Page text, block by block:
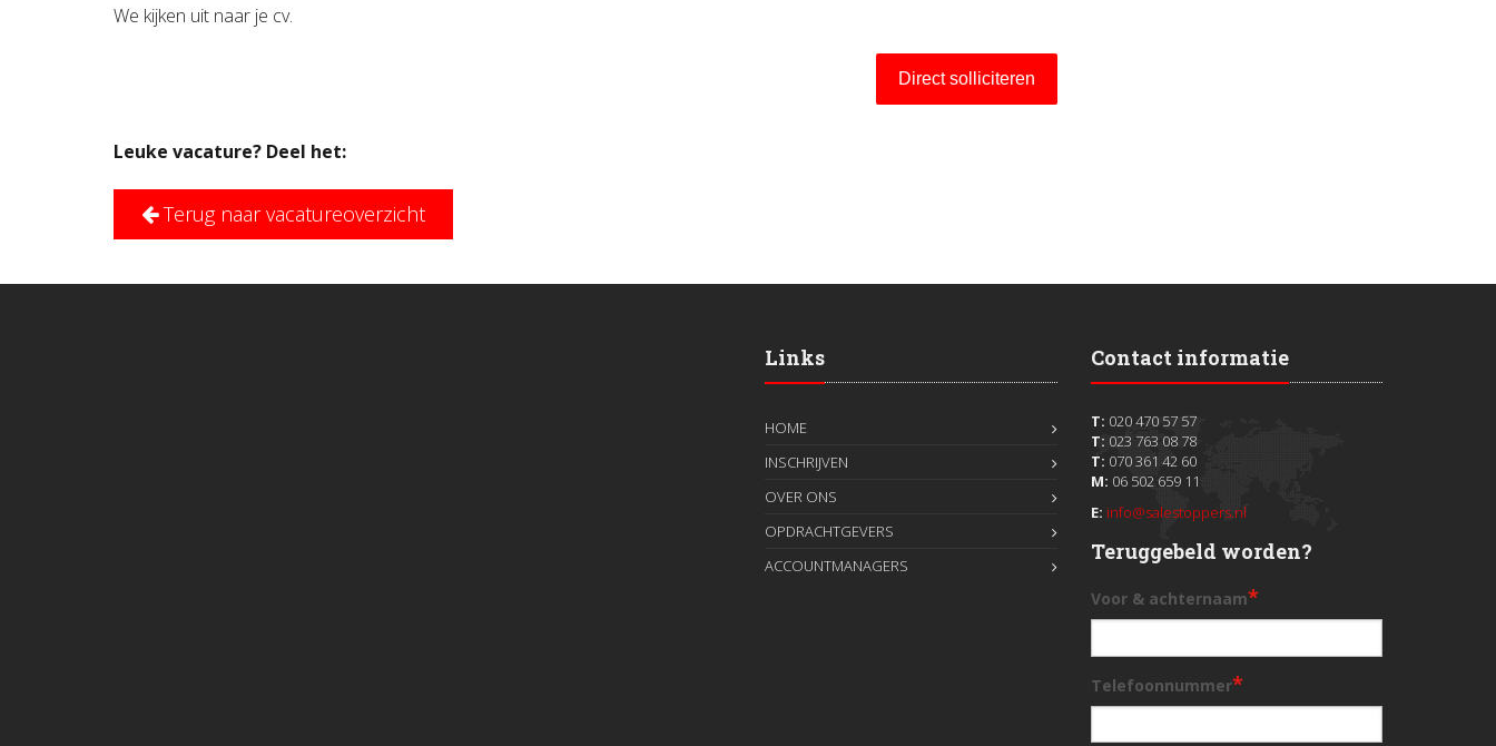
We kijken uit naar je cv.
Direct solliciteren
Leuke vacature? Deel het:
Terug naar vacatureoverzicht
Links
HOME
INSCHRIJVEN
OVER ONS
OPDRACHTGEVERS
ACCOUNTMANAGERS
Contact informatie
T: 020 470 57 57
T: 023 763 08 78
T: 070 361 42 60
M: 06 502 659 11
E: info@salestoppers.nl
Teruggebeld worden?
Voor & achternaam*
Telefoonnummer*